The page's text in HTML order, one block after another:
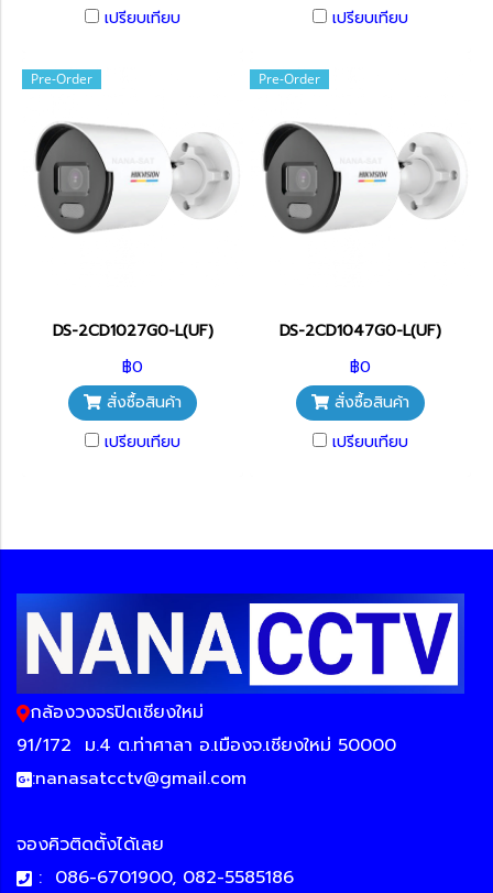
เปรียบเทียบ
เปรียบเทียบ
Pre-Order
DS-2CD1027G0-L(UF)
฿0
สั่งซื้อสินค้า
เปรียบเทียบ
Pre-Order
DS-2CD1047G0-L(UF)
฿0
สั่งซื้อสินค้า
เปรียบเทียบ
กล้องวงจรปิดเชียงใหม่
91/172 ม.4 ต.ท่าศาลา อ.เมืองจ.เชียงใหม่ 50000
:nanasatcctv@gmail.com
จองคิวติดตั้งได้เลย
: 086-6701900, 082-5585186